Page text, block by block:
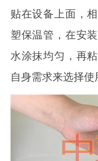
贴在设备上面，
塑保温管，在安
水涂抹均匀，再
自身需求来选择使